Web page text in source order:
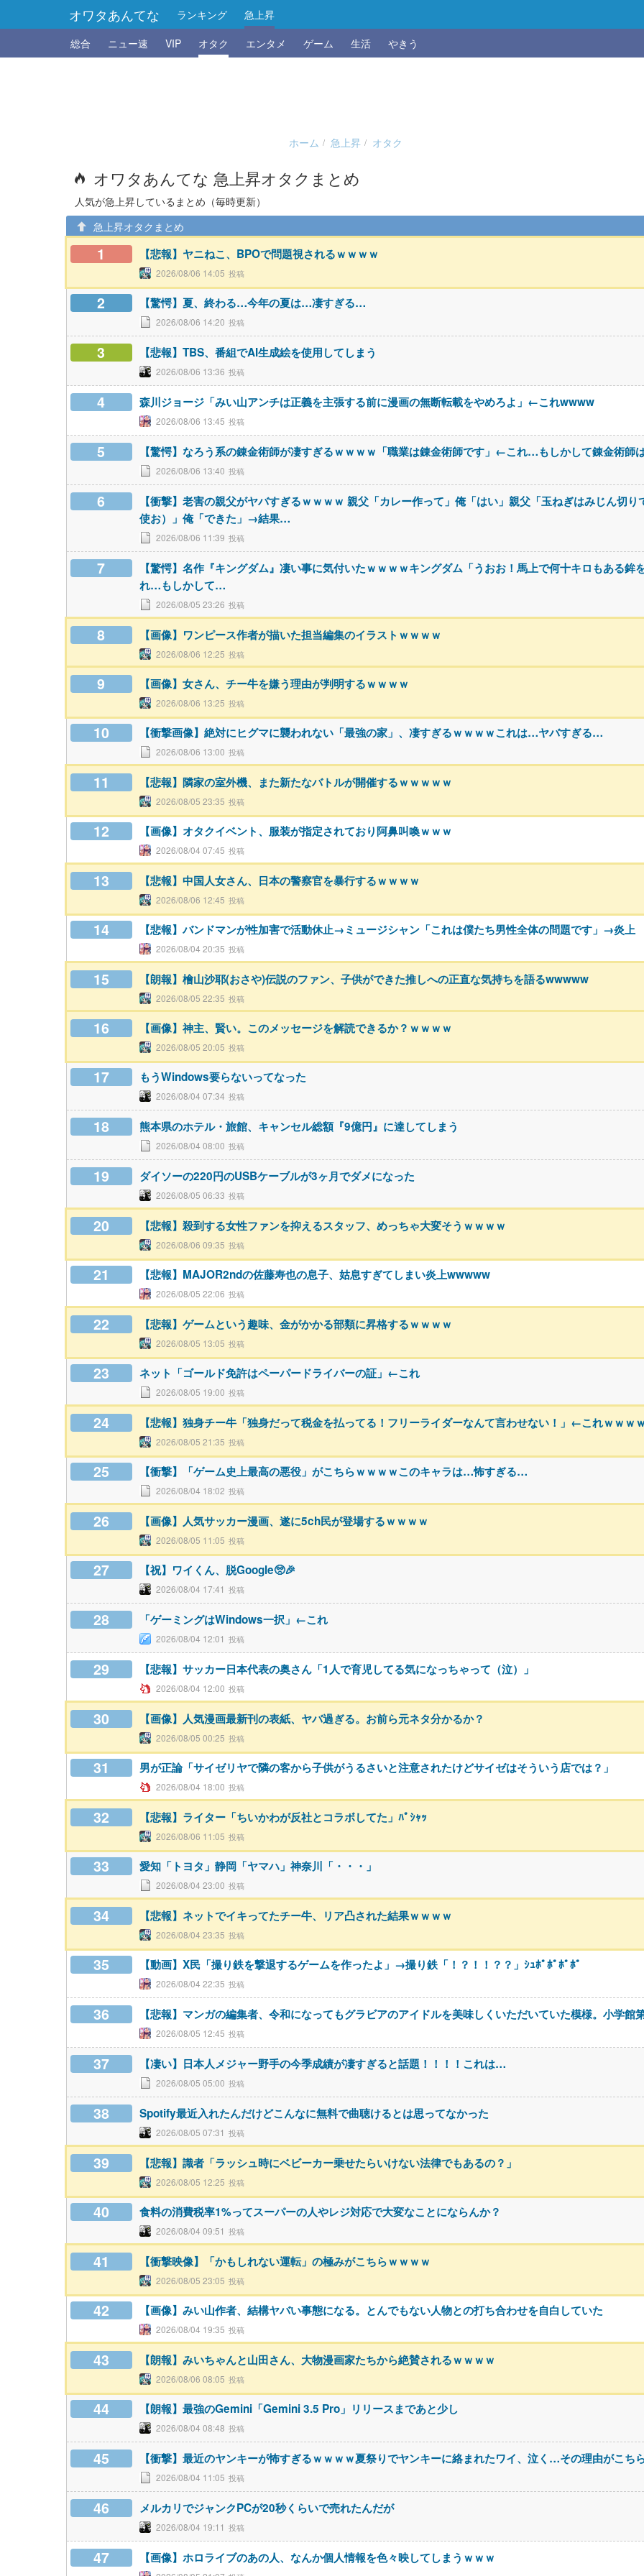
オワタあんてな ランキング
急上昇
総合
ニュー速 VIP オタク エンタメ ゲーム 生活 やきう
ホーム 急上昇 オタク
オワタあんてな 急上昇オタクまとめ
人気が急上昇しているまとめ（毎時更新）
急上昇オタクまとめ
1 【悲報】ヤニねこ、BPOで問題視されるｗｗｗｗ
2026/08/06 14:05
2 【驚愕】夏、終わる…今年の夏は…凄すぎる…
2026/08/06 14:20
3 【悲報】TBS、番組でAI生成絵を使用してしまう
2026/08/06 13:36
4 森川ジョージ「みい山アンチは正義を主張する前に漫画の無断転載をやめろよ」←これwwww
2026/08/06 13:45
5 【驚愕】なろう系の錬金術師が凄すぎるｗｗｗｗ「職業は錬金術師です」←これ…もしかして錬金術師
2026/08/06 13:40
6
【衝撃】老害の親父がヤバすぎるｗｗｗｗ 親父「カレー作って」俺「はい」親父「玉ねぎはみじん切
使お）」俺「できた」→結果…
2026/08/06 11:39
7
【驚愕】名作『キングダム』凄い事に気付いたｗｗｗｗキングダム「うおお！馬上で何十キロもある
れ…もしかして…
2026/08/05 23:26
8 【画像】ワンピース作者が描いた担当編集のイラストｗｗｗｗ
2026/08/06 12:25
9 【画像】女さん、チー牛を嫌う理由が判明するｗｗｗｗ
2026/08/06 13:25
10 【衝撃画像】絶対にヒグマに襲われない「最強の家」、凄すぎるｗｗｗｗこれは…ヤバすぎる…
2026/08/06 13:00
11 【悲報】隣家の室外機、また新たなバトルが開催するｗｗｗｗｗ
2026/08/05 23:35
12 【画像】オタクイベント、服装が指定されており阿鼻叫喚ｗｗｗ
2026/08/04 07:45
13 【悲報】中国人女さん、日本の警察官を暴行するｗｗｗｗ
2026/08/06 12:45
14 【悲報】バンドマンが性加害で活動休止→ミュージシャン「これは僕たち男性全体の問題です」→炎上
2026/08/04 20:35
15 【朗報】檜山沙耶(おさや)伝説のファン、子供ができた推しへの正直な気持ちを語るwwwww
2026/08/05 22:35
16 【画像】神主、賢い。このメッセージを解読できるか？ｗｗｗｗ
2026/08/05 20:05
17 もうWindows要らないってなった
2026/08/04 07:34
18 熊本県のホテル・旅館、キャンセル総額『9億円』に達してしまう
2026/08/04 08:00
19 ダイソーの220円のUSBケーブルが3ヶ月でダメになった
2026/08/05 06:33
20 【悲報】殺到する女性ファンを抑えるスタッフ、めっちゃ大変そうｗｗｗｗ
2026/08/06 09:35
21 【悲報】MAJOR2ndの佐藤寿也の息子、姑息すぎてしまい炎上wwwww
2026/08/05 22:06
22 【悲報】ゲームという趣味、金がかかる部類に昇格するｗｗｗｗ
2026/08/05 13:05
23 ネット「ゴールド免許はペーパードライバーの証」←これ
2026/08/05 19:00
24 【悲報】独身チー牛「独身だって税金を払ってる！フリーライダーなんて言わせない！」←これｗｗｗ
2026/08/05 21:35
25 【衝撃】「ゲーム史上最高の悪役」がこちらｗｗｗｗこのキャラは…怖すぎる…
2026/08/04 18:02
26 【画像】人気サッカー漫画、遂に5ch民が登場するｗｗｗｗ
2026/08/05 11:05
27 【祝】ワイくん、脱Google🥺🎉
2026/08/04 17:41
28 「ゲーミングはWindows一択」←これ
2026/08/04 12:01
29 【悲報】サッカー日本代表の奥さん「1人で育児してる気になっちゃって（泣）」
2026/08/04 12:00
30 【画像】人気漫画最新刊の表紙、ヤバ過ぎる。お前ら元ネタ分かるか？
2026/08/05 00:25
31 男が正論「サイゼリヤで隣の客から子供がうるさいと注意されたけどサイゼはそういう店では？」
2026/08/04 18:00
32 【悲報】ライター「ちいかわが反社とコラボしてた」ﾊﾟｼｬｯ
2026/08/06 11:05
33 愛知「トヨタ」静岡「ヤマハ」神奈川「・・・」
2026/08/04 23:00
34 【悲報】ネットでイキってたチー牛、リア凸された結果ｗｗｗｗ
2026/08/04 23:35
35 【動画】X民「撮り鉄を撃退するゲームを作ったよ」→撮り鉄「！？！！？？」ｼｭﾎﾟﾎﾟﾎﾟﾎﾟ
2026/08/04 22:35
36 【悲報】マンガの編集者、令和になってもグラビアのアイドルを美味しくいただいていた模様。小学館
2026/08/05 12:45
37 【凄い】日本人メジャー野手の今季成績が凄すぎると話題！！！！これは…
2026/08/05 05:00
38 Spotify最近入れたんだけどこんなに無料で曲聴けるとは思ってなかった
2026/08/05 07:31
39 【悲報】識者「ラッシュ時にベビーカー乗せたらいけない法律でもあるの？」
2026/08/05 12:25
40 食料の消費税率1%ってスーパーの人やレジ対応で大変なことにならんか？
2026/08/04 09:51
41 【衝撃映像】「かもしれない運転」の極みがこちらｗｗｗｗ
2026/08/05 23:05
42 【画像】みい山作者、結構ヤバい事態になる。とんでもない人物との打ち合わせを自白していた
2026/08/04 19:35
43 【朗報】みいちゃんと山田さん、大物漫画家たちから絶賛されるｗｗｗｗ
2026/08/06 08:05
44 【朗報】最強のGemini「Gemini 3.5 Pro」リリースまであと少し
2026/08/04 08:48
45 【衝撃】最近のヤンキーが怖すぎるｗｗｗｗ夏祭りでヤンキーに絡まれたワイ、泣く…その理由がこ
2026/08/04 11:05
46 メルカリでジャンクPCが20秒くらいで売れたんだが
2026/08/04 19:11
47 【画像】ホロライブのあの人、なんか個人情報を色々映してしまうｗｗｗ